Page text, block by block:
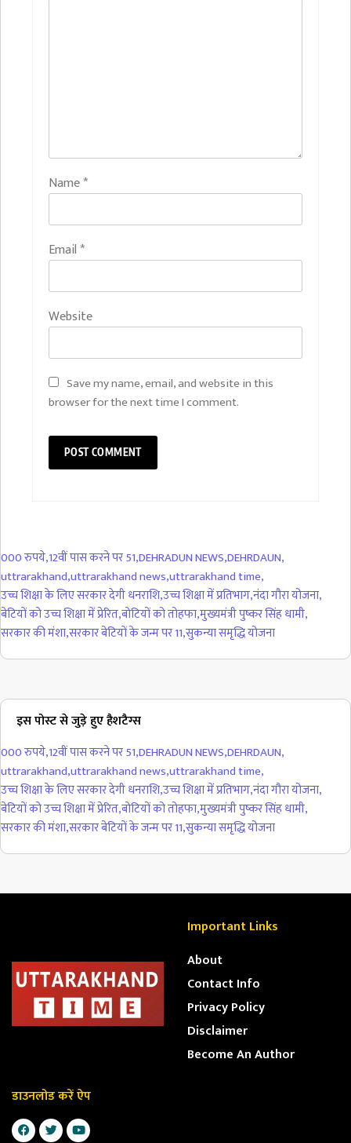
Name*
Email *
Website
Save my name, email, and website in this
browser for the next time I comment.
000 रुपये,12वीं पास करने पर 51,DEHRADUN NEWS,DEHRDAUN,
uttrarakhand,uttrarakhand news,uttrarakhand time,
उच्च शिक्षा के लिए सरकार देगी धनराशि,उच्च शिक्षा में प्रतिभाग,नंदा गौरा योजना,
बेटियों को उच्च शिक्षा में प्रेरित,बोटियों को तोहफा,मुख्यमंत्री पुष्कर सिंह धामी,
सरकार की मंशा,सरकार बेटियों के जन्म पर 11,सुकन्या समृद्धि योजना
इस पोस्ट से जुड़े हुए हैशटैग्स
000 रुपये,12वीं पास करने पर 51,DEHRADUN NEWS,DEHRDAUN,
uttrarakhand,uttrarakhand news,uttrarakhand time,
उच्च शिक्षा के लिए सरकार देगी धनराशि,उच्च शिक्षा में प्रतिभाग,नंदा गौरा योजना,
बेटियों को उच्च शिक्षा में प्रेरित,बोटियों को तोहफा,मुख्यमंत्री पुष्कर सिंह धामी,
सरकार की मंशा,सरकार बेटियों के जन्म पर 11,सुकन्या समृद्धि योजना
Important Links
About
Contact Info
Privacy Policy
Disclaimer
Become An Author
डाउनलोड करें ऐप